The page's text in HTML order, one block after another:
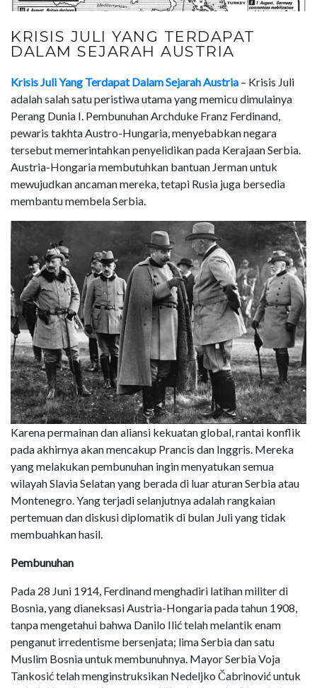
KRISIS JULI YANG TERDAPAT
DALAM SEJARAH AUSTRIA
Krisis Juli Yang Terdapat Dalam Sejarah Austria – Krisis Juli
adalah salah satu peristiwa utama yang memicu dimulainya
Perang Dunia I. Pembunuhan Archduke Franz Ferdinand,
pewaris takhta Austro-Hungaria, menyebabkan negara
tersebut memerintahkan penyelidikan pada Kerajaan Serbia.
Austria-Hongaria membutuhkan bantuan Jerman untuk
mewujudkan ancaman mereka, tetapi Rusia juga bersedia
membantu membela Serbia.
Karena permainan dan aliansi kekuatan global, rantai konflik
pada akhirnya akan mencakup Prancis dan Inggris. Mereka
yang melakukan pembunuhan ingin menyatukan semua
wilayah Slavia Selatan yang berada di luar aturan Serbia atau
Montenegro. Yang terjadi selanjutnya adalah rangkaian
pertemuan dan diskusi diplomatik di bulan Juli yang tidak
membuahkan hasil.
Pembunuhan
Pada 28 Juni 1914, Ferdinand menghadiri latihan militer di
Bosnia, yang dianeksasi Austria-Hongaria pada tahun 1908,
tanpa mengetahui bahwa Danilo Ilić telah melantik enam
penganut irredentisme bersenjata; lima Serbia dan satu
Muslim Bosnia untuk membunuhnya. Mayor Serbia Voja
Tankosić telah menginstruksikan Nedeljko Čabrinović untuk